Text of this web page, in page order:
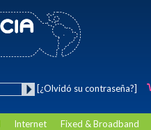
[¿Olvidó su contraseña?]
Internet Fixed & Broadband